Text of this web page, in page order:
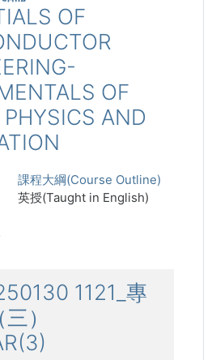
OF
OF
PHYSICS AND
課程大綱(Course Outline)
英授(Taught in English)
1121_專
）